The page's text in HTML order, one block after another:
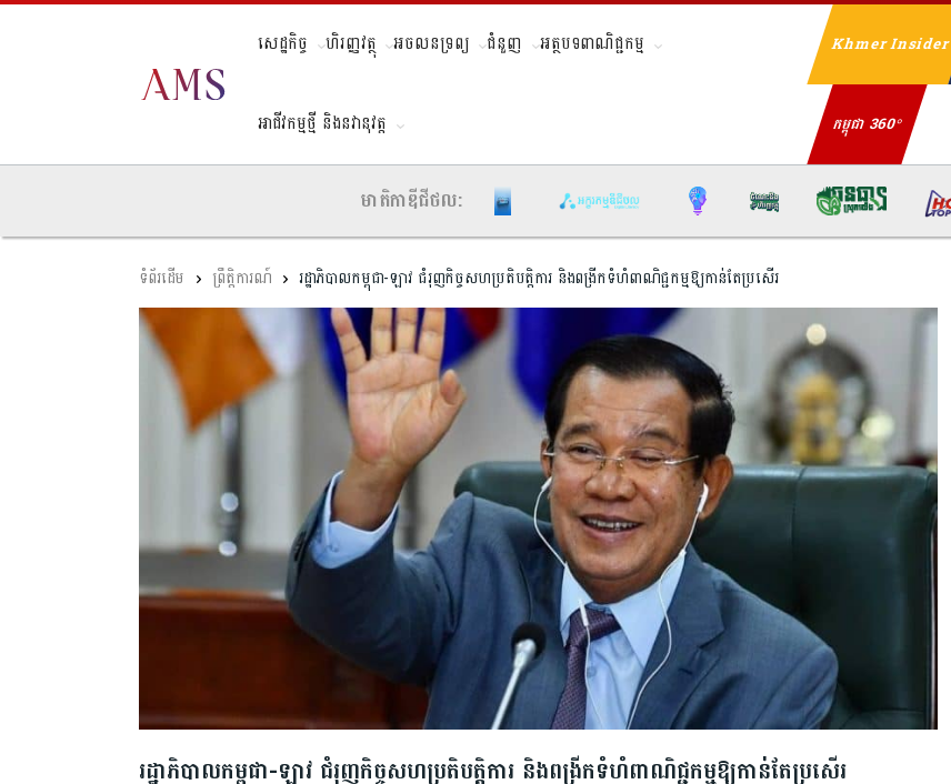
សេដ្ឋកិច្ច ហិរញ្ញវត្ថុ អចលនទ្រព្យ ជំនួញ អត្ថបទពាណិជ្ជកម្ម
អាជីវកម្មថ្មី និងនវានុវត្ត
Khmer Insider
កម្ពុជា 360°
មាតិកាឌីជីថល:
ព្រឹត្តិការណ៍ រដ្ឋាភិបាលកម្ពុជា-ឡាវ ជំរុញកិច្ចសហប្រតិបត្តិការ និងពង្រីកទំហំពាណិជ្ជកម្មឱ្យកាន់តែប្រសើរ
រដ្ឋាភិបាលកម្ពុជា-ឡាវ ជំរុញកិច្ចសហប្រតិបត្តិការ និងពង្រីកទំហំពាណិជ្ជកម្មឱ្យកាន់តែប្រសើរ